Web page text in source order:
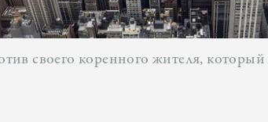
своего коренного жителя,